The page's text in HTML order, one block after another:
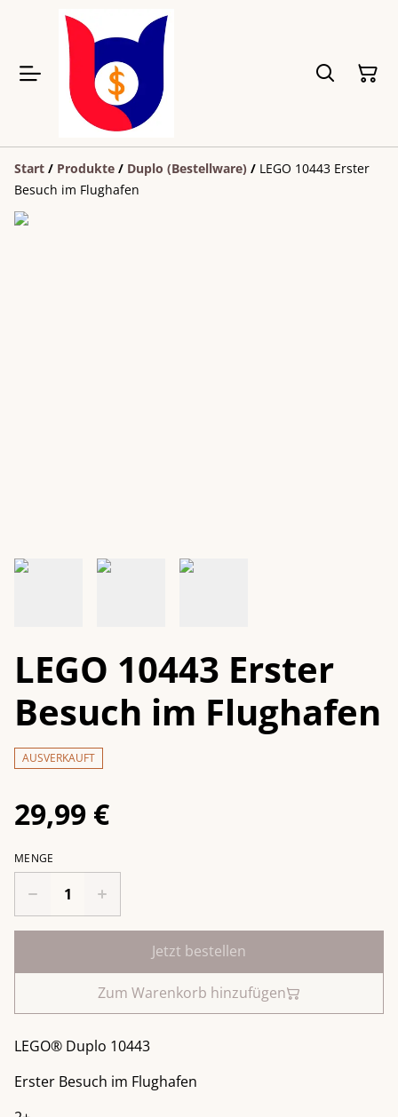
Start / Produkte / Duplo (Bestellware) / LEGO 10443 Erster
Besuch im Flughafen
LEGO 10443 Erster
Besuch im Flughafen
AUSVERKAUFT
29,99 €
MENGE
Jetzt bestellen
Zum Warenkorb hinzufügen
LEGO® Duplo 10443
Erster Besuch im Flughafen